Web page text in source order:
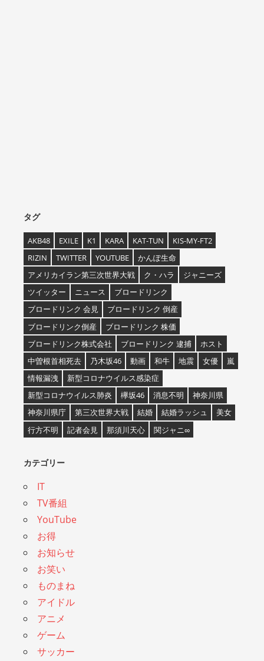
タグ
AKB48 EXILE K1 KARA KAT-TUN
KIS-MY-FT2
RIZIN
TWITTER YOUTUBE
かんぽ生命
アメリカイラン第三次世界大戦
ク・ハラ
ジャニーズ
ツイッター
ニュース
ブロードリンク
ブロードリンク 会見
ブロードリンク 倒産
ブロードリンク倒産
ブロードリンク 株価
ブロードリンク株式会社
ブロードリンク 逮捕
ホスト
中曽根首相死去
乃木坂46 動画 和牛 地震 女優
嵐
情報漏洩
新型コロナウイルス感染症
新型コロナウイルス肺炎
欅坂46 消息不明
神奈川県
神奈川県庁
第三次世界大戦 結婚 結婚ラッシュ
美女
行方不明
記者会見 那須川天心 関ジャニ∞
カテゴリー
IT
TV番組
YouTube
お得
お知らせ
お笑い
ものまね
アイドル
アニメ
ゲーム
サッカー